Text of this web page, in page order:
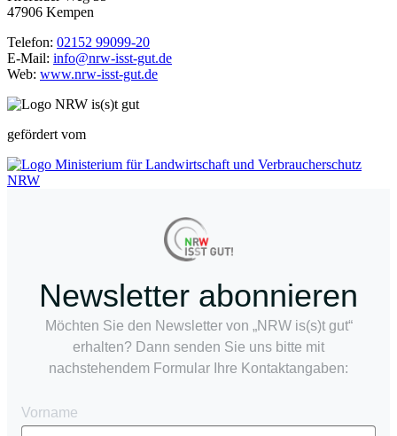
47906 Kempen
Telefon: 02152 99099-20
E-Mail: info@nrw-isst-gut.de
Web: www.nrw-isst-gut.de
gefördert vom
Newsletter abonnieren
Möchten Sie den Newsletter von „NRW is(s)t gut“
erhalten? Dann senden Sie uns bitte mit
nachstehendem Formular Ihre Kontaktangaben:
Vorname